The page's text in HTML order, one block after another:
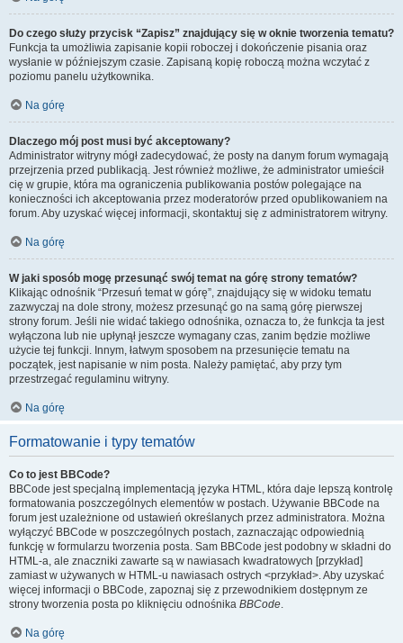
Do czego służy przycisk “Zapisz” znajdujący się w oknie tworzenia tematu?
Funkcja ta umożliwia zapisanie kopii roboczej i dokończenie pisania oraz
wysłanie w późniejszym czasie. Zapisaną kopię roboczą można wczytać z
poziomu panelu użytkownika.
Na górę
Dlaczego mój post musi być akceptowany?
Administrator witryny mógł zadecydować, że posty na danym forum wymagają
przejrzenia przed publikacją. Jest również możliwe, że administrator umieścił
cię w grupie, która ma ograniczenia publikowania postów polegające na
konieczności ich akceptowania przez moderatorów przed opublikowaniem na
forum. Aby uzyskać więcej informacji, skontaktuj się z administratorem witryny.
Na górę
W jaki sposób mogę przesunąć swój temat na górę strony tematów?
Klikając odnośnik “Przesuń temat w górę”, znajdujący się w widoku tematu
zazwyczaj na dole strony, możesz przesunąć go na samą górę pierwszej
strony forum. Jeśli nie widać takiego odnośnika, oznacza to, że funkcja ta jest
wyłączona lub nie upłynął jeszcze wymagany czas, zanim będzie możliwe
użycie tej funkcji. Innym, łatwym sposobem na przesunięcie tematu na
początek, jest napisanie w nim posta. Należy pamiętać, aby przy tym
przestrzegać regulaminu witryny.
Na górę
Formatowanie i typy tematów
Co to jest BBCode?
BBCode jest specjalną implementacją języka HTML, która daje lepszą kontrolę
formatowania poszczególnych elementów w postach. Używanie BBCode na
forum jest uzależnione od ustawień określanych przez administratora. Można
wyłączyć BBCode w poszczególnych postach, zaznaczając odpowiednią
funkcję w formularzu tworzenia posta. Sam BBCode jest podobny w składni do
HTML-a, ale znaczniki zawarte są w nawiasach kwadratowych [przykład]
zamiast w używanych w HTML-u nawiasach ostrych <przykład>. Aby uzyskać
więcej informacji o BBCode, zapoznaj się z przewodnikiem dostępnym ze
strony tworzenia posta po kliknięciu odnośnika BBCode.
Na górę